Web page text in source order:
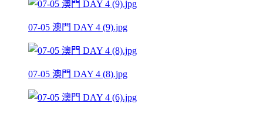
07-05 澳門 DAY 4 (9).jpg
07-05 澳門 DAY 4 (8).jpg